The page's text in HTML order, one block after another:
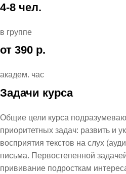
4-8 чел.
в группе
от 390 р.
академ. час
Задачи курса
Общие цели курса
приоритетных задач: развить и
восприятия текстов на слух
письма. Первостепенной
прививание подросткам